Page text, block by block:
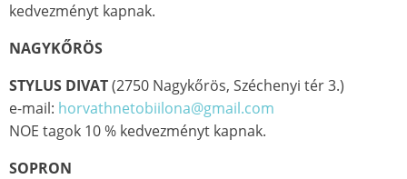
kedvezményt kapnak.
NAGYKŐRÖS
STYLUS DIVAT(2750 Nagykőrös, Széchenyi tér 3.)
e-mail: horvathnetobiilona@gmail.com
NOE tagok 10 % kedvezményt kapnak.
SOPRON